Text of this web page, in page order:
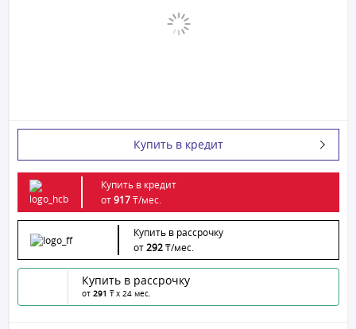
Купить в кредит
Купить в кредит
от917₸/мес.
Купить в рассрочку
от292₸/мес.
Купить в рассрочку
от 291 ₸ x 24 мес.